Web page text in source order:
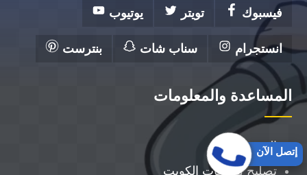
فيسبوك
تويتر يوتيوب
انستجرام سناب شات بنترست
المساعدة والمعلومات
الرئيسية
تصليح مضخات الكويت
إتصل الآن